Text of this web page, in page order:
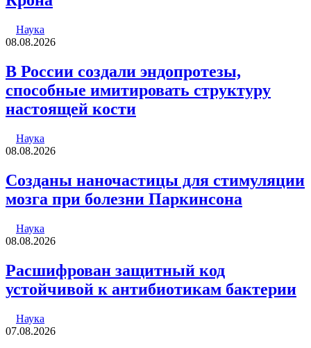
Наука
08.08.2026
В России создали эндопротезы,
способные имитировать структуру
настоящей кости
Наука
08.08.2026
Созданы наночастицы для стимуляции
мозга при болезни Паркинсона
Наука
08.08.2026
Расшифрован защитный код
устойчивой к антибиотикам бактерии
Наука
07.08.2026